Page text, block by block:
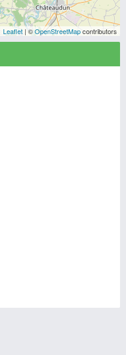
Leaflet | ©OpenStreetMapcontributors